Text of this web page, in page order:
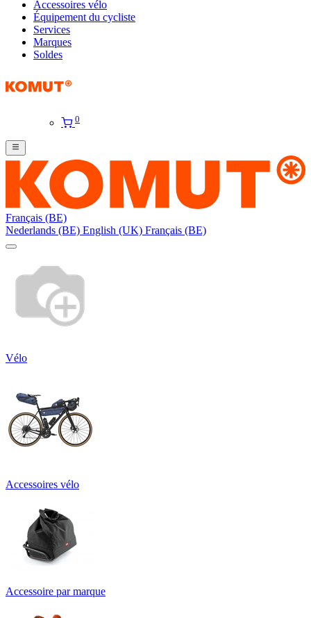
Accessoires vélo
Équipement du cycliste
Services
Marques
Soldes
0
Français (BE)
Nederlands (BE) English (UK) Français (BE)
Vélo
Accessoires vélo
Accessoire par marque